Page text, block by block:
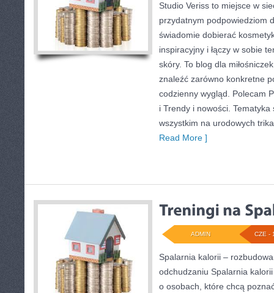
Studio Veriss to miejsce w
przydatnym podpowiedziom
świadomie dobierać
inspiracyjny i łączy w sobie
skóry. To blog dla
znaleźć zarówno konkretne
codzienny wygląd. Polecam
i Trendy i nowości.
wszystkim na urodowych
Read More ]
CZE -
ADMIN
Spalarnia kalorii –
odchudzaniu Spalarnia
o osobach, które chcą